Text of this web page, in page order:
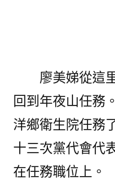
廖美娣從這
回到年夜山任務
洋鄉衛生院任務
十三次黨代會代
在任務職位上。